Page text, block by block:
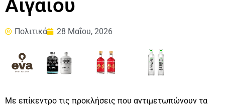
Αιγαίου
Πολιτικά 28 Μαΐου, 2026
Με επίκεντρο τις προκλήσεις που αντιμετωπώνουν τα